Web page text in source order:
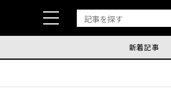
新着記事